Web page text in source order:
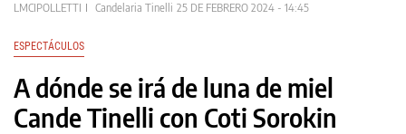
LMCIPOLLETTI Candelaria Tinelli 25 DE FEBRERO 2024 - 14:45
ESPECTÁCULOS
A dónde se irá de luna de miel
Cande Tinelli con Coti Sorokin